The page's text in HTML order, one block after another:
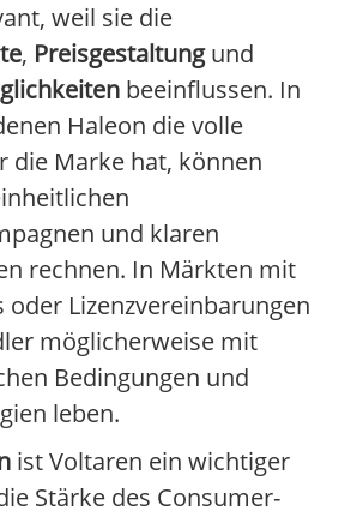
weil sie die
, Preisgestaltungund
beeinflussen. In
Haleon die volle
die Marke hat, können
und klaren
rechnen. In Märkten mit
oder Lizenzvereinbarungen
möglicherweise mit
Bedingungen und
leben.
ist Voltaren ein wichtiger
Stärke des Consumer-